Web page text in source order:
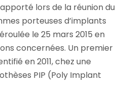
lors de la réunion du
porteuses d’implants
le 25 mars 2015 en
concernées. Un premier
en 2011, chez une
PIP (Poly Implant